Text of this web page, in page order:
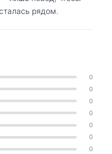
рядом.
0
0
0
0
0
0
0